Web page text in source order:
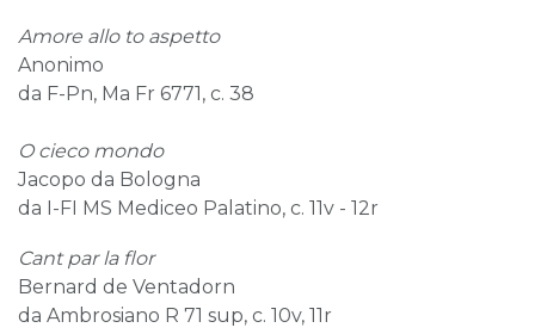
Amore allo to aspetto
Anonimo
da F-Pn, Ma Fr 6771, c. 38
O cieco mondo
Jacopo da Bologna
da I-FI MS Mediceo Palatino, c. 11v - 12r
Cant par la flor
Bernard de Ventadorn
da Ambrosiano R 71 sup, c. 10v, 11r